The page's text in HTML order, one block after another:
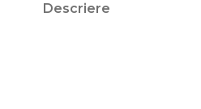
Descriere